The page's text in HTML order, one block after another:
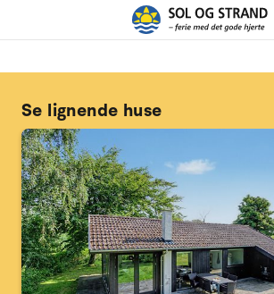
Se lignende huse